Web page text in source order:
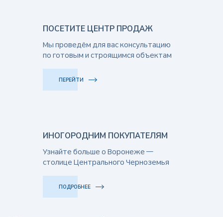
ПОСЕТИТЕ ЦЕНТР ПРОДАЖ
Мы проведём для вас консультацию
по готовым и строящимся объектам
ПЕРЕЙТИ
ИНОГОРОДНИМ ПОКУПАТЕЛЯМ
Узнайте больше о Воронеже —
столице Центрального Черноземья
ПОДРОБНЕЕ